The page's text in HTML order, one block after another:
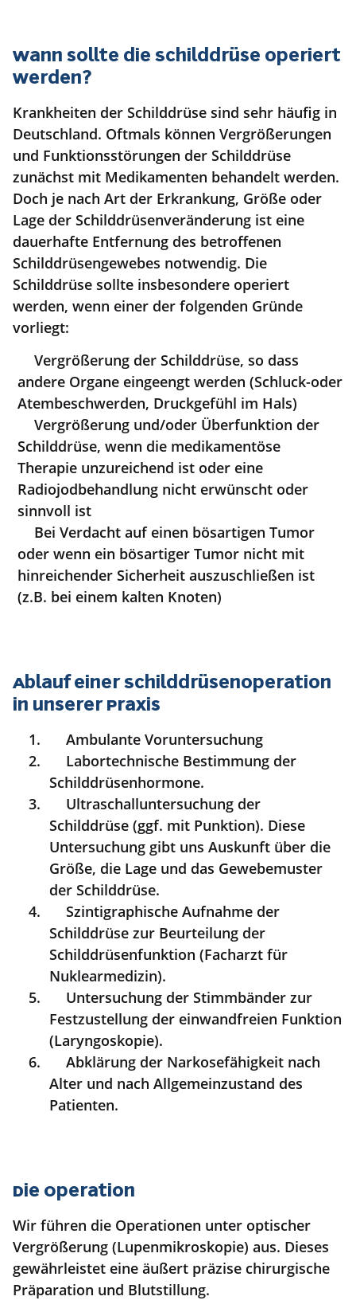
Wann sollte die Schilddrüse operiert
werden?
Krankheiten der Schilddrüse sind sehr häufig in
Deutschland. Oftmals können Vergrößerungen
und Funktionsstörungen der Schilddrüse
zunächst mit Medikamenten behandelt werden.
Doch je nach Art der Erkrankung, Größe oder
Lage der Schilddrüsenveränderung ist eine
dauerhafte Entfernung des betroffenen
Schilddrüsengewebes notwendig. Die
Schilddrüse sollte insbesondere operiert
werden, wenn einer der folgenden Gründe
vorliegt:
Vergrößerung der Schilddrüse, so dass
andere Organe eingeengt werden (Schluck-oder
Atembeschwerden, Druckgefühl im Hals)
Vergrößerung und/oder Überfunktion der
Schilddrüse, wenn die medikamentöse
Therapie unzureichend ist oder eine
Radiojodbehandlung nicht erwünscht oder
sinnvoll ist
Bei Verdacht auf einen bösartigen Tumor
oder wenn ein bösartiger Tumor nicht mit
hinreichender Sicherheit auszuschließen ist
(z.B. bei einem kalten Knoten)
Ablauf einer Schilddrüsenoperation
in unserer Praxis
Ambulante Voruntersuchung
Labortechnische Bestimmung der
Schilddrüsenhormone.
Ultraschalluntersuchung der
Schilddrüse (ggf. mit Punktion). Diese
Untersuchung gibt uns Auskunft über die
Größe, die Lage und das Gewebemuster
der Schilddrüse.
Szintigraphische Aufnahme der
Schilddrüse zur Beurteilung der
Schilddrüsenfunktion (Facharzt für
Nuklearmedizin).
Untersuchung der Stimmbänder zur
Festzustellung der einwandfreien Funktion
(Laryngoskopie).
Abklärung der Narkosefähigkeit nach
Alter und nach Allgemeinzustand des
Patienten.
Die Operation
Wir führen die Operationen unter optischer
Vergrößerung (Lupenmikroskopie) aus. Dieses
gewährleistet eine äußert präzise chirurgische
Präparation und Blutstillung.